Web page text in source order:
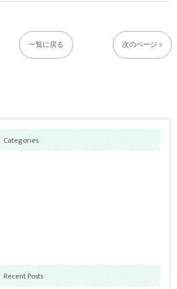
一覧に戻る 次のページ >
Categories
Recent Posts